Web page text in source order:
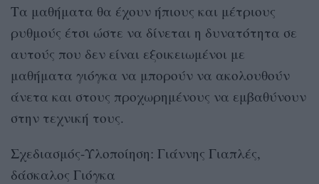
Τα μαθήματα θα έχουν ήπιους και μέτριους
ρυθμούς έτσι ώστε να δίνεται η δυνατότητα σε
αυτούς που δεν είναι εξοικειωμένοι με
μαθήματα γιόγκα να μπορούν να ακολουθούν
άνετα και στους προχωρημένους να εμβαθύνουν
στην τεχνική τους.
Σχεδιασμός-Υλοποίηση: Γιάννης Γιαπλές,
δάσκαλος Γιόγκα